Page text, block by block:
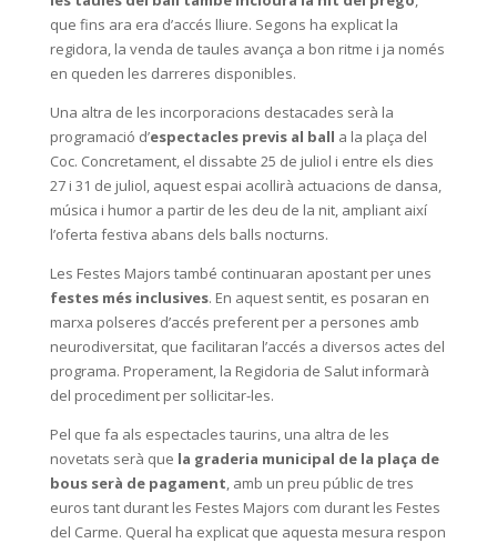
que fins ara era d’accés lliure. Segons ha explicat la
regidora, la venda de taules avança a bon ritme i ja només
en queden les darreres disponibles.
Una altra de les incorporacions destacades serà la
programació d’espectacles previs al ball a la plaça del
Coc. Concretament, el dissabte 25 de juliol i entre els dies
27 i 31 de juliol, aquest espai acollirà actuacions de dansa,
música i humor a partir de les deu de la nit, ampliant així
l’oferta festiva abans dels balls nocturns.
Les Festes Majors també continuaran apostant per unes
festes més inclusives. En aquest sentit, es posaran en
marxa polseres d’accés preferent per a persones amb
neurodiversitat, que facilitaran l’accés a diversos actes del
programa. Properament, la Regidoria de Salut informarà
del procediment per sol·licitar-les.
Pel que fa als espectacles taurins, una altra de les
novetats serà que la graderia municipal de la plaça de
bous serà de pagament, amb un preu públic de tres
euros tant durant les Festes Majors com durant les Festes
del Carme. Queral ha explicat que aquesta mesura respon